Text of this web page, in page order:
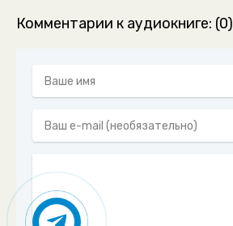
Комментарии к аудиокниге: (0)